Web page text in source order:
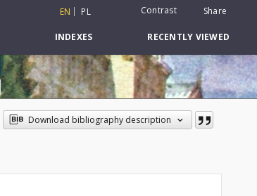
EN PL Contrast Share
INDEXES RECENTLY VIEWED
Download bibliography description